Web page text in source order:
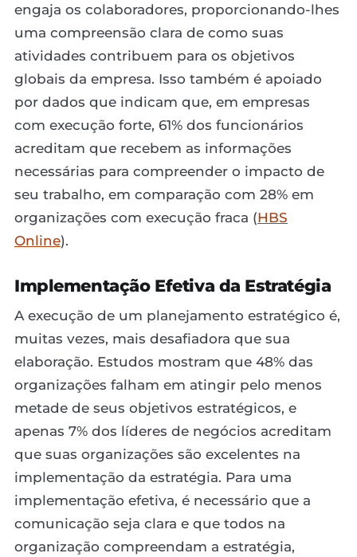
engaja os colaboradores, proporcionando-lhes
uma compreensão clara de como suas
atividades contribuem para os objetivos
globais da empresa. Isso também é apoiado
por dados que indicam que, em empresas
com execução forte, 61% dos funcionários
acreditam que recebem as informações
necessárias para compreender o impacto de
seu trabalho, em comparação com 28% em
organizações com execução fraca (HBS
Online).
Implementação Efetiva da Estratégia
A execução de um planejamento estratégico é,
muitas vezes, mais desafiadora que sua
elaboração. Estudos mostram que 48% das
organizações falham em atingir pelo menos
metade de seus objetivos estratégicos, e
apenas 7% dos líderes de negócios acreditam
que suas organizações são excelentes na
implementação da estratégia. Para uma
implementação efetiva, é necessário que a
comunicação seja clara e que todos na
organização compreendam a estratégia,